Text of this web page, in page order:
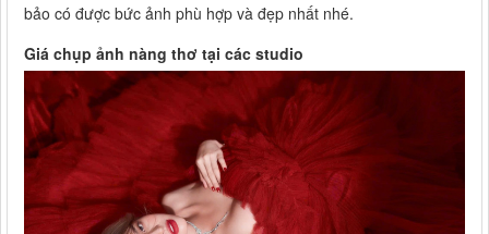
bảo có được bức ảnh phù hợp và đẹp nhất nhé.
Giá chụp ảnh nàng thơ tại các studio